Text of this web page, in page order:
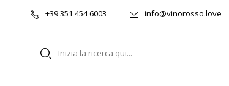
+39 351 454 6003 info@vinorosso.love